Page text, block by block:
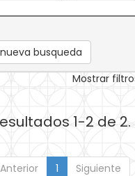
busqueda
Mostrar
1-2 de 2.
Anterior 1 Siguiente